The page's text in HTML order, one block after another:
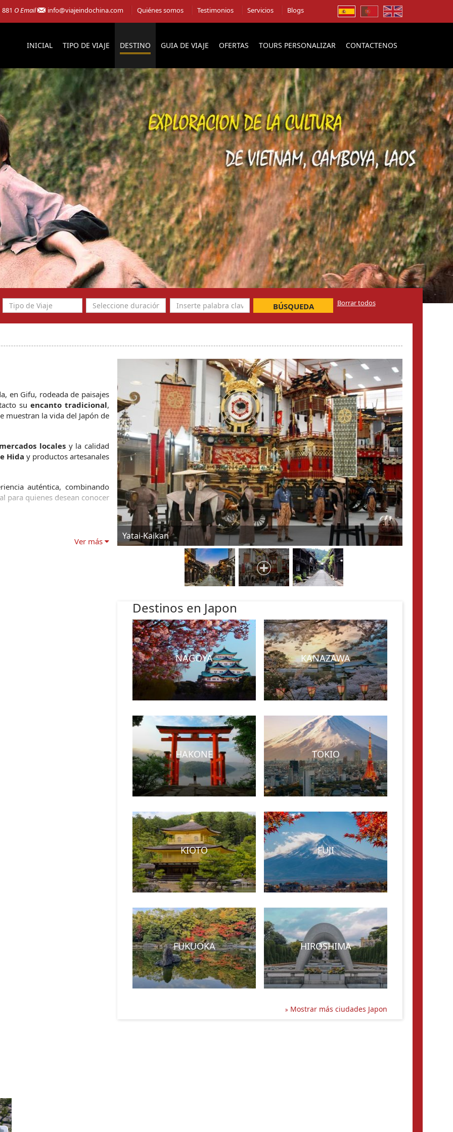
O Email info@viajeindochina.com Quiénes somos Testimonios Servicios Blogs
INICIAL TIPO DE VIAJE DESTINO GUIA DE VIAJE OFERTAS TOURS PERSONALIZAR CONTACTENOS
BÚSQUEDA Borrar todos
en Gifu, rodeada de paisajes
su encanto tradicional,
muestran la vida del Japón de
mercados locales y la calidad
Hida y productos artesanales
para quienes desean conocer
Ver más Kami-sannomachi
Destinos en Japon
NAGOYA KANAZAWA
HAKONE TOKIO
KIOTO FUJI
FUKUOKA HIROSHIMA
Mostrar más ciudades Japon